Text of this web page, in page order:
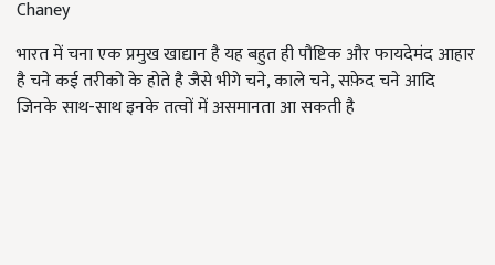
Chaney
भारत में चना एक प्रमुख खाद्यान है यह बहुत ही पौष्टिक और फायदेमंद आहार
है चने कई तरीको के होते है जैसे भीगे चने, काले चने, सफ़ेद चने आदि
जिनके साथ-साथ इनके तत्वों में असमानता आ सकती है